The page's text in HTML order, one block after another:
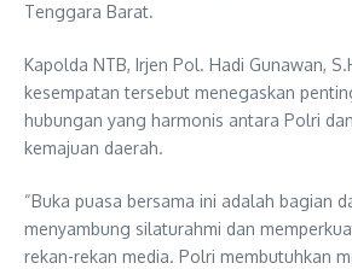
Tenggara Barat.
Kapolda NTB, Irjen Pol. Hadi Gunawan,
kesempatan tersebut menegaskan
hubungan yang harmonis antara Polri
kemajuan daerah.
“Buka puasa bersama ini adalah bagian
menyambung silaturahmi dan
rekan-rekan media. Polri membutuhkan